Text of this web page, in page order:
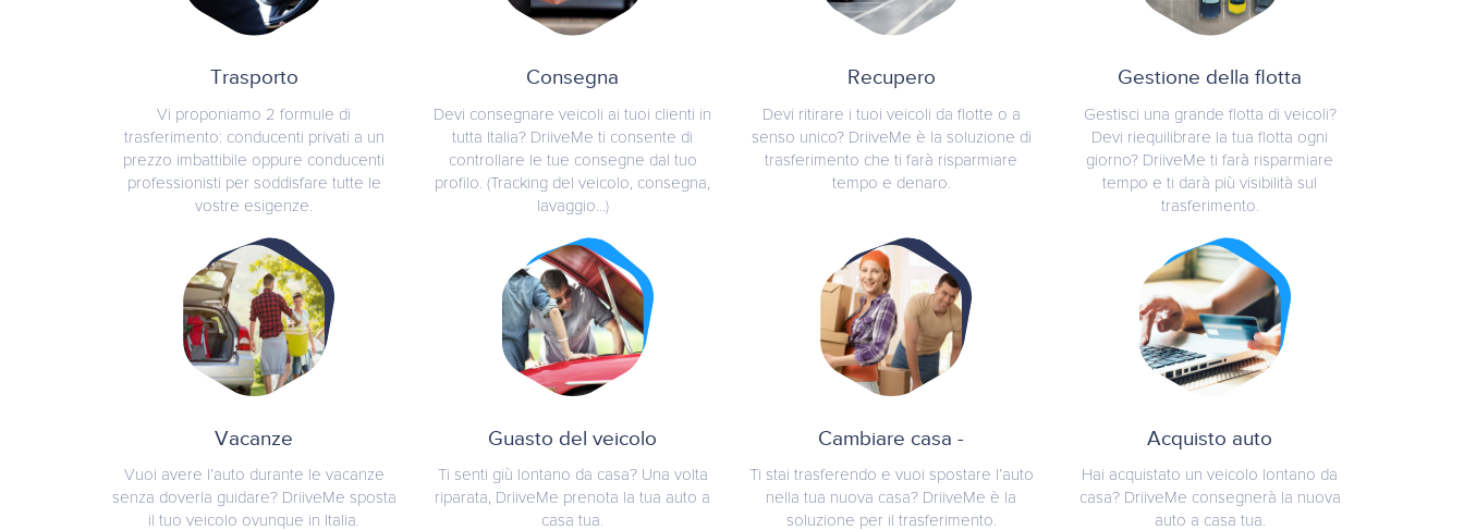
Trasporto
Vi proponiamo 2 formule di
trasferimento: conducenti privati a un
prezzo imbattibile oppure conducenti
professionisti per soddisfare tutte le
vostre esigenze.
Consegna
Devi consegnare veicoli ai tuoi clienti in
tutta Italia? DriiveMe ti consente di
controllare le tue consegne dal tuo
profilo. (Tracking del veicolo, consegna,
lavaggio...)
Recupero
Devi ritirare i tuoi veicoli da flotte o a
senso unico? DriiveMe è la soluzione di
trasferimento che ti farà risparmiare
tempo e denaro.
Gestione della flotta
Gestisci una grande flotta di veicoli?
Devi riequilibrare la tua flotta ogni
giorno? DriiveMe ti farà risparmiare
tempo e ti darà più visibilità sul
trasferimento.
Vacanze
Vuoi avere l’auto durante le vacanze
senza doverla guidare? DriiveMe sposta
il tuo veicolo ovunque in Italia.
Guasto del veicolo
Ti senti giù lontano da casa? Una volta
riparata, DriiveMe prenota la tua auto a
casa tua.
Cambiare casa -
Ti stai trasferendo e vuoi spostare l’auto
nella tua nuova casa? DriiveMe è la
soluzione per il trasferimento.
Acquisto auto
Hai acquistato un veicolo lontano da
casa? DriiveMe consegnerà la nuova
auto a casa tua.